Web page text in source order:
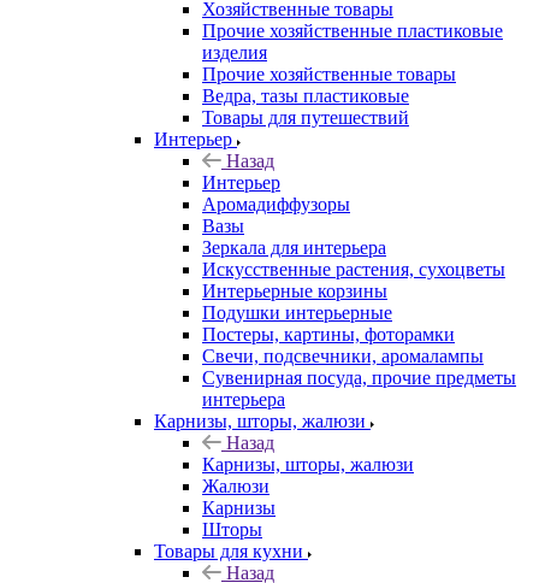
Хозяйственные товары
Прочие хозяйственные пластиковые
изделия
Прочие хозяйственные товары
Ведра, тазы пластиковые
Товары для путешествий
Интерьер
Назад
Интерьер
Аромадиффузоры
Вазы
Зеркала для интерьера
Искусственные растения, сухоцветы
Интерьерные корзины
Подушки интерьерные
Постеры, картины, фоторамки
Свечи, подсвечники, аромалампы
Сувенирная посуда, прочие предметы
интерьера
Карнизы, шторы, жалюзи
Назад
Карнизы, шторы, жалюзи
Жалюзи
Карнизы
Шторы
Товары для кухни
Назад